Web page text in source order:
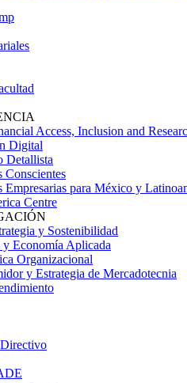
Access, Inclusion and
Digital
Detallista
Conscientes
Empresarias para México y
Centre
y Sostenibilidad
Economía Aplicada
Organizacional
y Estrategia de Mercadotecnia